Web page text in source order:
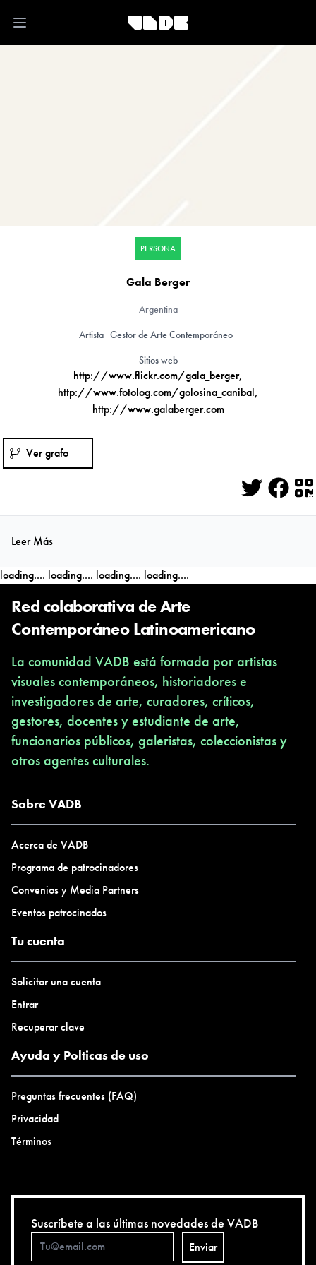
Open main menu
PERSONA
Gala Berger
Argentina
Artista Gestor de Arte Contemporáneo
Sitios web
http://www.flickr.com/gala_berger,
http://www.fotolog.com/golosina_canibal,
http://www.galaberger.com
Ver grafo
Twitter
Leer Más
loading.... loading.... loading.... loading....
Red colaborativa de Arte
Contemporáneo Latinoamericano
La comunidad VADB está formada por artistas
visuales contemporáneos, historiadores e
investigadores de arte, curadores, críticos,
gestores, docentes y estudiante de arte,
funcionarios públicos, galeristas, coleccionistas y
otros agentes culturales.
Sobre VADB
Acerca de VADB
Programa de patrocinadores
Convenios y Media Partners
Eventos patrocinados
Tu cuenta
Solicitar una cuenta
Entrar
Recuperar clave
Ayuda y Polticas de uso
Preguntas frecuentes (FAQ)
Privacidad
Términos
Suscríbete a las últimas novedades de VADB
Enviar